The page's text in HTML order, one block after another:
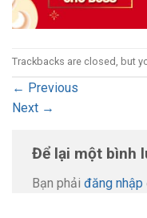
Trackbacks are closed, but
← Previous
Next →
Để lại một bình
Bạn phải đăng nhập